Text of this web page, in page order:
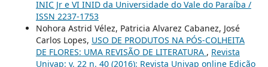
INIC Jr e VI INID da Universidade do Vale do Paraíba /
ISSN 2237-1753
Nohora Astrid Vélez, Patricia Alvarez Cabanez, José
Carlos Lopes, USO DE PRODUTOS NA PÓS-COLHEITA
DE FLORES: UMA REVISÃO DE LITERATURA , Revista
Univap: v. 22 n. 40 (2016): Revista Univap online Edição